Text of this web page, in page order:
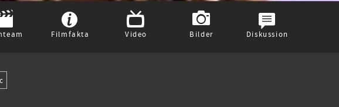
Filmfakta Video Bilder Diskussion